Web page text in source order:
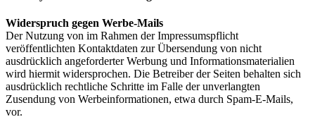
Widerspruch gegen Werbe-Mails
Der Nutzung von im Rahmen der Impressumspflicht
veröffentlichten Kontaktdaten zur Übersendung von nicht
ausdrücklich angeforderter Werbung und Informationsmaterialien
wird hiermit widersprochen. Die Betreiber der Seiten behalten sich
ausdrücklich rechtliche Schritte im Falle der unverlangten
Zusendung von Werbeinformationen, etwa durch Spam-E-Mails,
vor.